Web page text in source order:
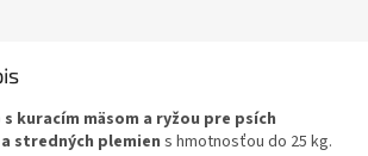
s kuracím mäsom a ryžou pre psích
stredných plemien s hmotnosťou do 25 kg.